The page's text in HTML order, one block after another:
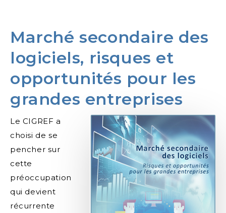
Marché secondaire des
logiciels, risques et
opportunités pour les
grandes entreprises
Le CIGREF a
choisi de se
pencher sur
cette
préoccupation
qui devient
récurrente